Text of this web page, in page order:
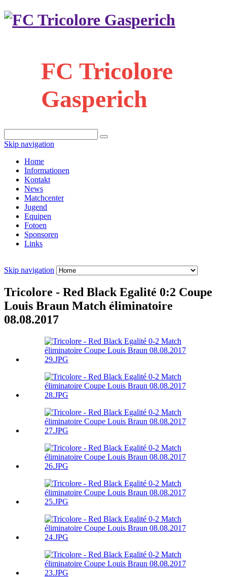
FC Tricolore
Gasperich
Skip navigation
Home
Informationen
Kontakt
News
Matchcenter
Jugend
Equipen
Fotoen
Sponsoren
Links
Skip navigation
Tricolore - Red Black Egalité 0:2 Coupe
Louis Braun Match éliminatoire
08.08.2017